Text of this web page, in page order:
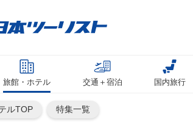
旅館・ホテル 交通＋宿泊 国内旅行
ルTOP 特集一覧